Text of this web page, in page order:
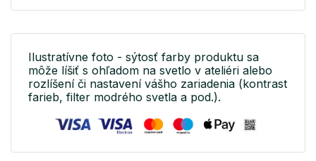
Ilustratívne foto - sýtosť farby produktu sa
môže líšiť s ohľadom na svetlo v ateliéri alebo
rozlíšení či nastavení vášho zariadenia (kontrast
farieb, filter modrého svetla a pod.).